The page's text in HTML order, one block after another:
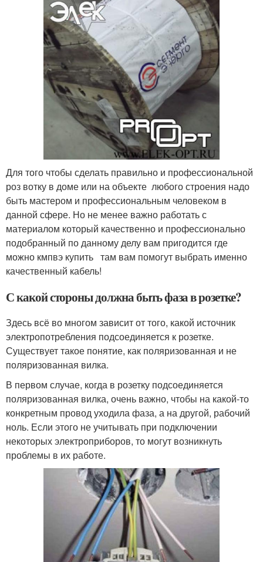
Для того чтобы сделать правильно и профессиональной
роз вотку в доме или на объекте любого строения надо
быть мастером и профессиональным человеком в
данной сфере. Но не менее важно работать с
материалом который качественно и профессионально
подобранный по данному делу вам пригодится где
можно кмпвэ купить там вам помогут выбрать именно
качественный кабель!
С какой стороны должна быть фаза в розетке?
Здесь всё во многом зависит от того, какой источник
электропотребления подсоединяется к розетке.
Существует такое понятие, как поляризованная и не
поляризованная вилка.
В первом случае, когда в розетку подсоединяется
поляризованная вилка, очень важно, чтобы на какой-то
конкретным провод уходила фаза, а на другой, рабочий
ноль. Если этого не учитывать при подключении
некоторых электроприборов, то могут возникнуть
проблемы в их работе.